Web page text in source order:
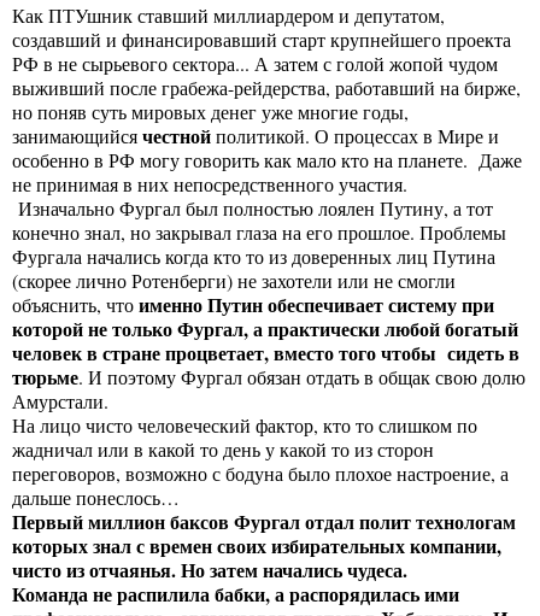
Как ПТУшник ставший миллиардером и депутатом,
создавший и финансировавший старт крупнейшего проекта
РФ в не сырьевого сектора... А затем с голой жопой чудом
выживший после грабежа-рейдерства, работавший на бирже,
но поняв суть мировых денег уже многие годы,
занимающийсячестнойполитикой. О процессах в Мире и
особенно в РФ могу говорить как мало кто на планете. Даже
не принимая в них непосредственного участия.
Изначально Фургал был полностью лоялен Путину, а тот
конечно знал, но закрывал глаза на его прошлое. Проблемы
Фургала начались когда кто то из доверенных лиц Путина
(скорее лично Ротенберги) не захотели или не смогли
объяснить, чтоименно Путин обеспечивает систему при
которой не только Фургал, а практически любой богатый
человек в стране процветает, вместо того чтобы сидеть в
тюрьме. И поэтому Фургал обязан отдать в общак свою долю
Амурстали.
На лицо чисто человеческий фактор, кто то слишком по
жадничал или в какой то день у какой то из сторон
переговоров, возможно с бодуна было плохое настроение, а
дальше понеслось…
Первый миллион баксов Фургал отдал полит технологам
которых знал с времен своих избирательных компании,
чисто из отчаянья. Но затем начались чудеса.
Команда не распилила бабки, а распорядилась ими